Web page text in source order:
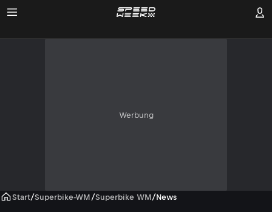
Werbung
Start/Superbike-WM /Superbike WM/News